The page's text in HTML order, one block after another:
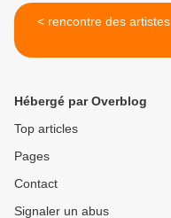
< rencontre des artistes
Hébergé par Overblog
Top articles
Pages
Contact
Signaler un abus